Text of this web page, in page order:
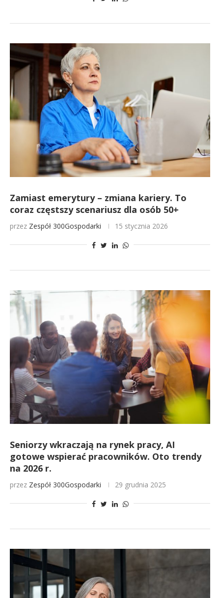
Zamiast emerytury – zmiana kariery. To
coraz częstszy scenariusz dla osób 50+
przez Zespół 300Gospodarki 15 stycznia 2026
Seniorzy wkraczają na rynek pracy, AI
gotowe wspierać pracowników. Oto trendy
na 2026 r.
przez Zespół 300Gospodarki 29 grudnia 2025